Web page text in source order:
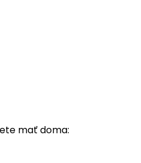
mať doma: